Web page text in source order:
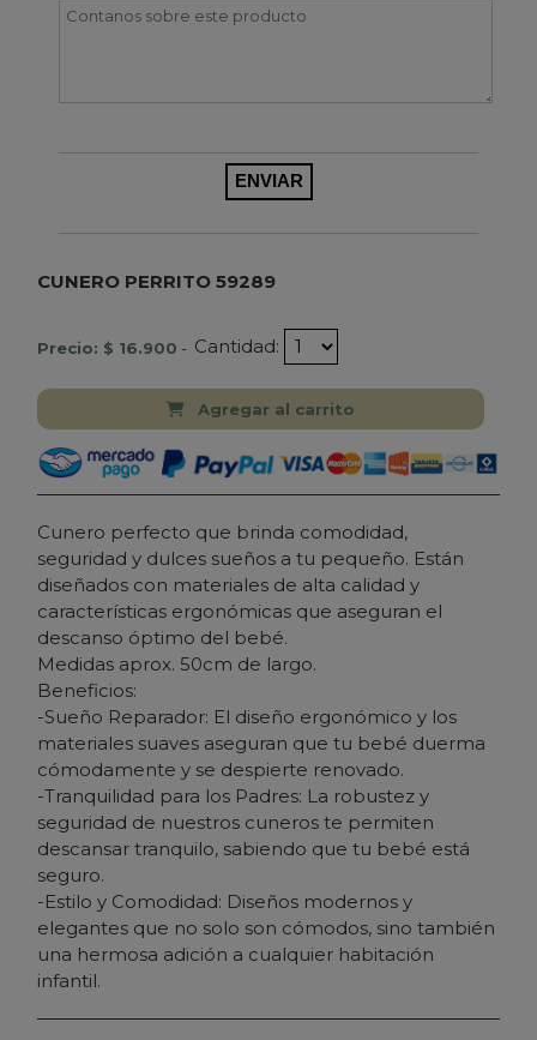
CUNERO PERRITO 59289
Precio: $ 16.900 - Cantidad:
Agregar al carrito
Cunero perfecto que brinda comodidad,
seguridad y dulces sueños a tu pequeño. Están
diseñados con materiales de alta calidad y
características ergonómicas que aseguran el
descanso óptimo del bebé.
Medidas aprox. 50cm de largo.
Beneficios:
-Sueño Reparador: El diseño ergonómico y los
materiales suaves aseguran que tu bebé duerma
cómodamente y se despierte renovado.
-Tranquilidad para los Padres: La robustez y
seguridad de nuestros cuneros te permiten
descansar tranquilo, sabiendo que tu bebé está
seguro.
-Estilo y Comodidad: Diseños modernos y
elegantes que no solo son cómodos, sino también
una hermosa adición a cualquier habitación
infantil.